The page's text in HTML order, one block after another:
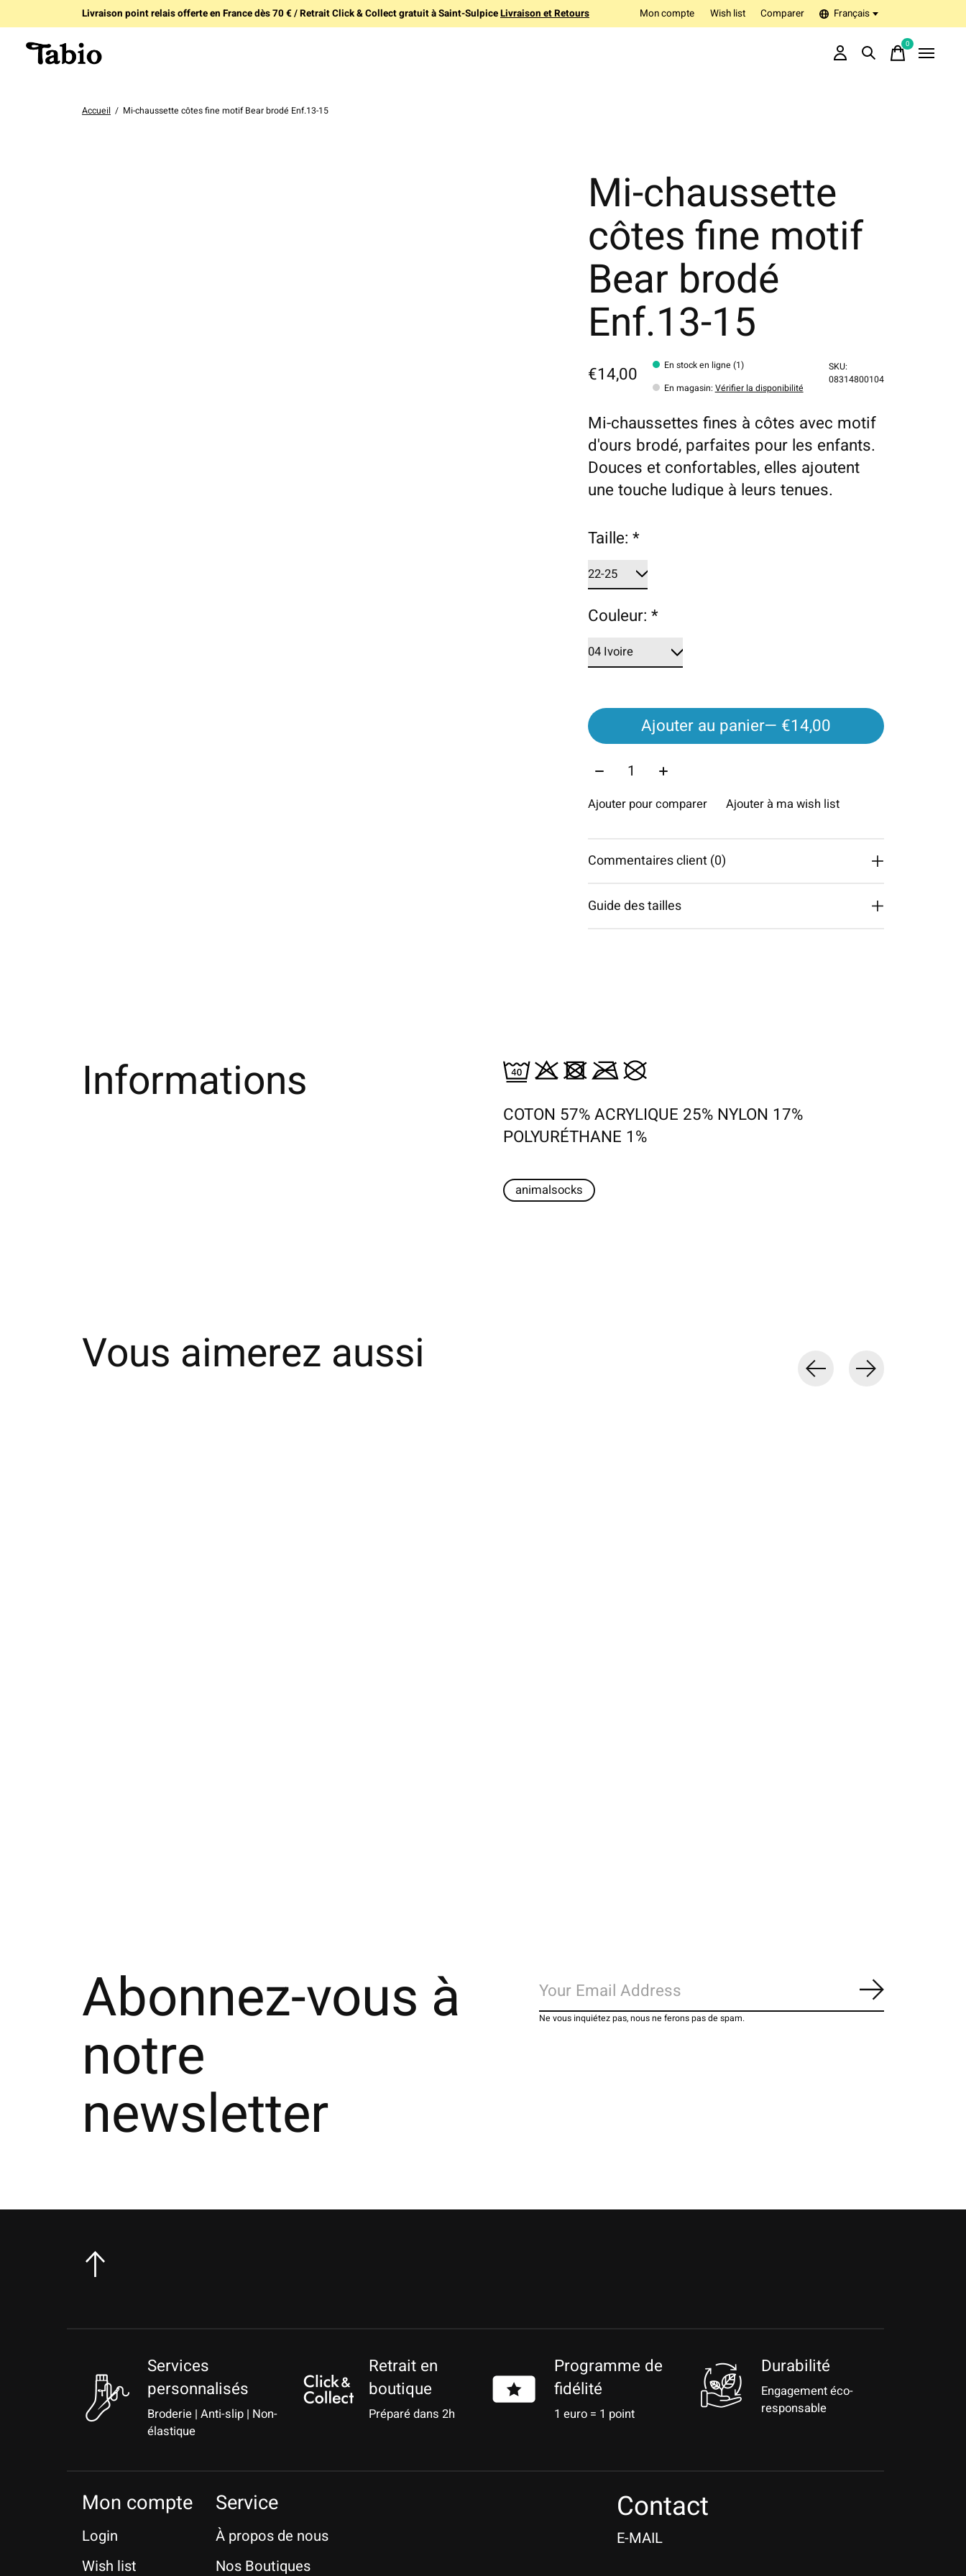
Livraison point relais offerte en France dès 70 € / Retrait Click & Collect gratuit à Saint-SulpiceLivraison et Retours Mon compte Wish list Comparer Français
0items
Accueil / Mi-chaussette côtes fine motif Bear brodé Enf.13-15
Mi-chaussette
côtes fine motif
Bear brodé
Enf.13-15
€14,00
En stock en ligne (1)
En magasin: Vérifier la disponibilité
SKU:
08314800104
Mi-chaussettes fines à côtes avec motif
d'ours brodé, parfaites pour les enfants.
Douces et confortables, elles ajoutent
une touche ludique à leurs tenues.
Taille:*
Couleur:*
Ajouter au panier
— €14,00
Quantité:
Ajouter pour comparer Ajouter à ma wish list
Commentaires client (0)
Guide des tailles
Informations
COTON 57% ACRYLIQUE 25% NYLON 17%
POLYURÉTHANE 1%
animalsocks
Vous aimerez aussi
Abonnez-vous à
notre
newsletter
S'abonner
Ne vous inquiétez pas, nous ne ferons pas de spam.
Services
personnalisés
Broderie | Anti-slip | Non-
élastique
Retrait en
boutique
Préparé dans 2h
Programme de
fidélité
1 euro = 1 point
Durabilité
Engagement éco-
responsable
Mon compte
Login
Wish list
Service
À propos de nous
Nos Boutiques
Contact
E-MAIL